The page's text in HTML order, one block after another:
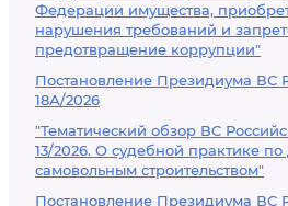
Федерации имущества,
нарушения требований и
предотвращение коррупции"
Постановление Президиума ВС
18А/2026
"Тематический обзор ВС
13/2026. О судебной практике
самовольным строительством"
Постановление Президиума ВС